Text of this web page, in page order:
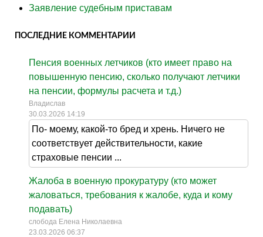
Заявление судебным приставам
ПОСЛЕДНИЕ КОММЕНТАРИИ
Пенсия военных летчиков (кто имеет право на
повышенную пенсию, сколько получают летчики
на пенсии, формулы расчета и т.д.)
Владислав
30.03.2026 14:19
По- моему, какой-то бред и хрень. Ничего не
соответствует действительности, какие
страховые пенсии ...
Жалоба в военную прокуратуру (кто может
жаловаться, требования к жалобе, куда и кому
подавать)
слобода Елена Николаевна
23.03.2026 06:37